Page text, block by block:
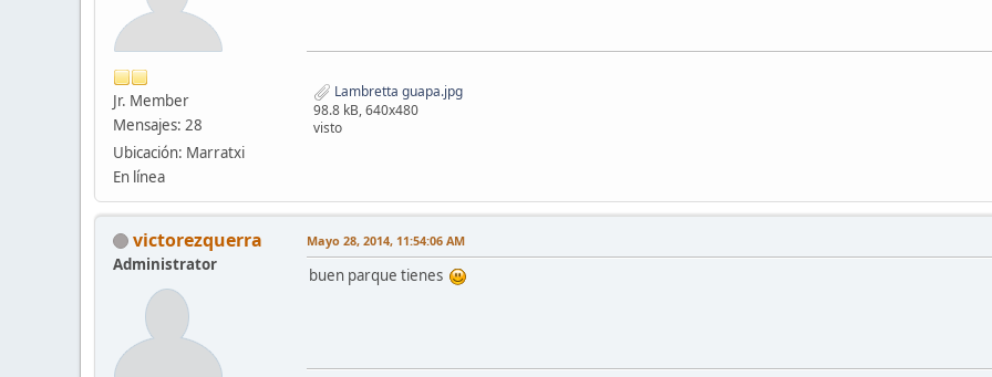
Jr. Member
Mensajes: 28
Ubicación: Marratxi
En línea
Lambretta guapa.jpg
98.8 kB, 640x480
visto
victorezquerra
Administrator
Mayo 28, 2014, 11:54:06 AM
buen parque tienes